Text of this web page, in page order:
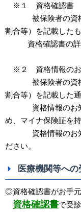
※１ 資格確認書
被保険者の資格（
割合等）を記載したも
資格確認書の詳細
※２ 資格情報の
被保険者の資格（
割合等）を記載した
資格情報のお知ら
め、 マイナ保険証を
資格情報のお知
ださい。
医療機関等へ
◎資格確認書がお手
資格確認書で受